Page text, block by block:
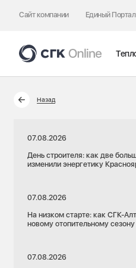
Сайт компании Единый
Назад
07.08.2026
День строителя: как две
изменили энергетику
07.08.2026
На низком старте: как СГК-
новому отопительному
07.08.2026